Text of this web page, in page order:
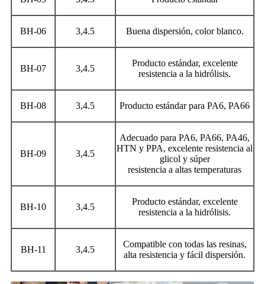
BH-06 3,4.5 Buena dispersión, color blanco.
BH-07 3,4.5
Producto estándar, excelente
resistencia a la hidrólisis.
BH-08 3,4.5 Producto estándar para PA6, PA66
BH-09 3,4.5
Adecuado para PA6, PA66, PA46,
HTN y PPA, excelente resistencia al
glicol y súper
resistencia a altas temperaturas
BH-10 3,4.5
Producto estándar, excelente
resistencia a la hidrólisis.
BH-11 3,4.5
Compatible con todas las resinas,
alta resistencia y fácil dispersión.